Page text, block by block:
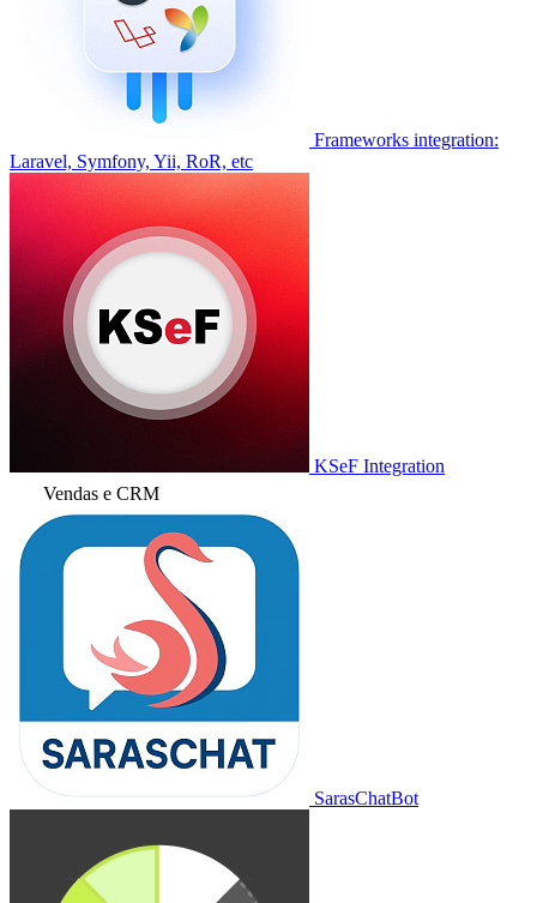
Frameworks integration:
Laravel, Symfony, Yii, RoR, etc
KSeF Integration
Vendas e CRM
SarasChatBot